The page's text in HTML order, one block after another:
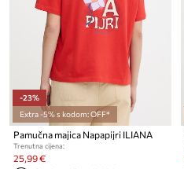
-23%
Extra -5% s kodom: OFF*
Pamučna majica Napapijri ILIANA
Trenutna cijena:
25,99 €